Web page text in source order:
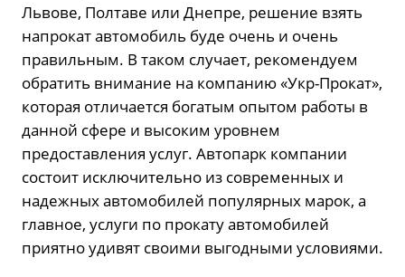
Львове, Полтаве или Днепре, решение взять
напрокат автомобиль буде очень и очень
правильным. В таком случает, рекомендуем
обратить внимание на компанию «Укр-Прокат»,
которая отличается богатым опытом работы в
данной сфере и высоким уровнем
предоставления услуг. Автопарк компании
состоит исключительно из современных и
надежных автомобилей популярных марок, а
главное, услуги по прокату автомобилей
приятно удивят своими выгодными условиями.